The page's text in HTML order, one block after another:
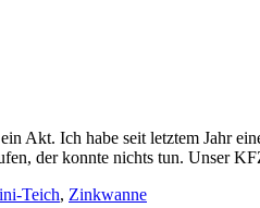
Akt. Ich habe seit letztem Jahr
der konnte nichts tun. Unser
Teich, Zinkwanne